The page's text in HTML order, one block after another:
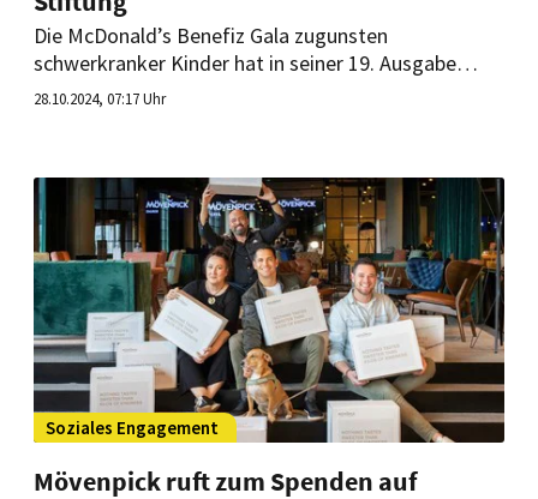
Die McDonald’s Benefiz Gala zugunsten
schwerkranker Kinder hat in seiner 19. Ausgabe
wieder kräftig Gelder gesammelt. Die feierliche
gestaltet.
28.10.2024, 07:17 Uhr
Soziales Engagement
Mövenpick ruft zum Spenden auf